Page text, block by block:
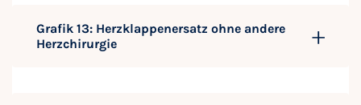
Grafik 13: Herzklappenersatz ohne andere
Herzchirurgie